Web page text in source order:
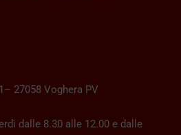
27058 Voghera PV
dalle 8.30 alle 12.00 e dalle